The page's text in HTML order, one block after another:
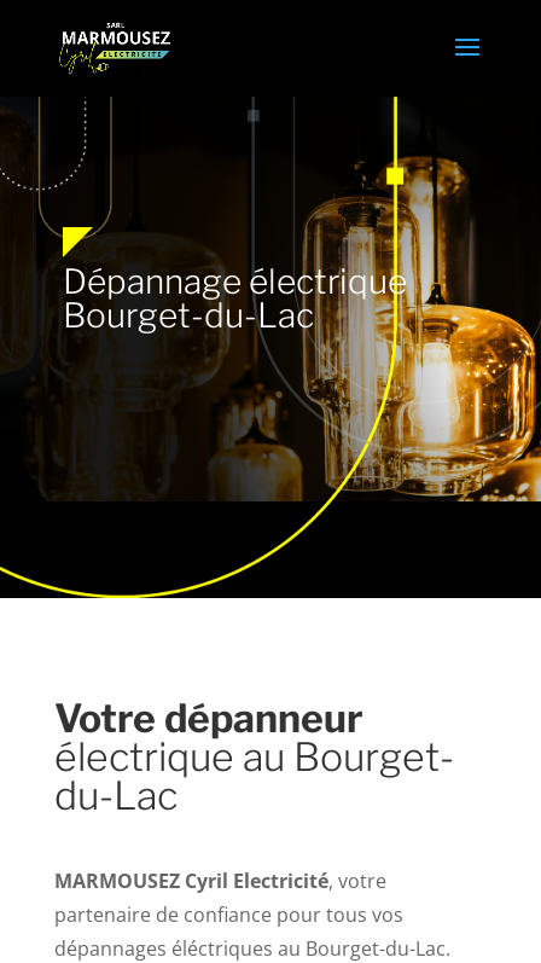
Dépannage électrique
Bourget-du-Lac
Votre dépanneur
électrique au Bourget-
du-Lac
MARMOUSEZ Cyril Electricité, votre
partenaire de confiance pour tous vos
dépannages éléctriques au Bourget-du-Lac.